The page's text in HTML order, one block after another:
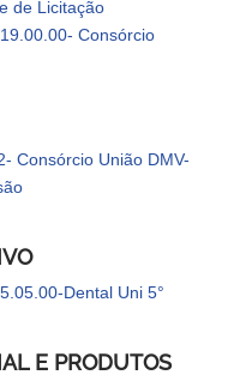
de Licitação
Consórcio
Consórcio União DMV-
Dental Uni 5°
E PRODUTOS